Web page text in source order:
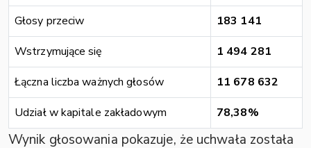
Głosy przeciw
183 141
Wstrzymujące się
1 494 281
Łączna liczba ważnych głosów
11 678 632
Udział w kapitale zakładowym
78,38%
Wynik głosowania pokazuje, że uchwała została